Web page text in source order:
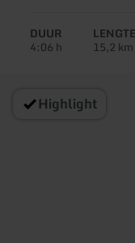
DUUR
4:06 h
LENGTE
15,2 km
Highlight